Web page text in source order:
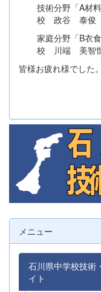
技術分野「A材
校 政谷 泰
家庭分野「B
校 川端 美智
皆様お疲れ様でした。
メニュー
石川県中学校技術
イト